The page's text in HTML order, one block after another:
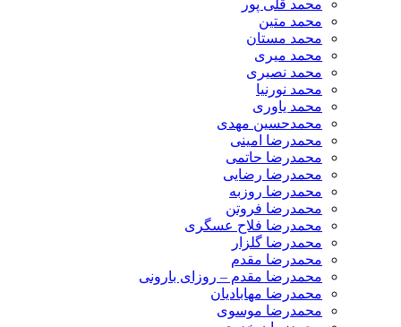
محمد قلی پور
محمد متین
محمد مستان
محمد میری
محمد نصیری
محمد نورنیا
محمد یاوری
محمدحسین مهدی
محمدرضا امینی
محمدرضا حاتمی
محمدرضا رضایی
محمدرضا روزبه
محمدرضا فروتن
محمدرضا فلاح عسگری
محمدرضا گلزار
محمدرضا مقدم
محمدرضا مقدم – روزای بارونی
محمدرضا مهابادیان
محمدرضا موسوی